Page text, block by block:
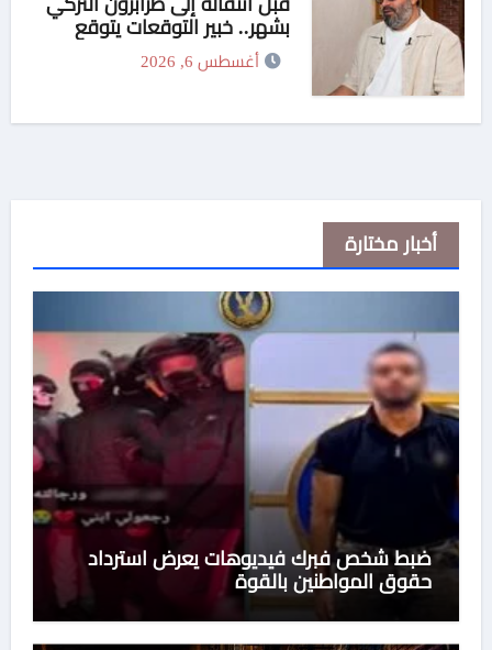
بشهر.. خبير التوقعات يتوقع
انتقال محمد صلاح إلى تركيا
أغسطس 6, 2026
أخبار مختارة
ضبط شخص فبرك فيديوهات يعرض استرداد
حقوق المواطنين بالقوة